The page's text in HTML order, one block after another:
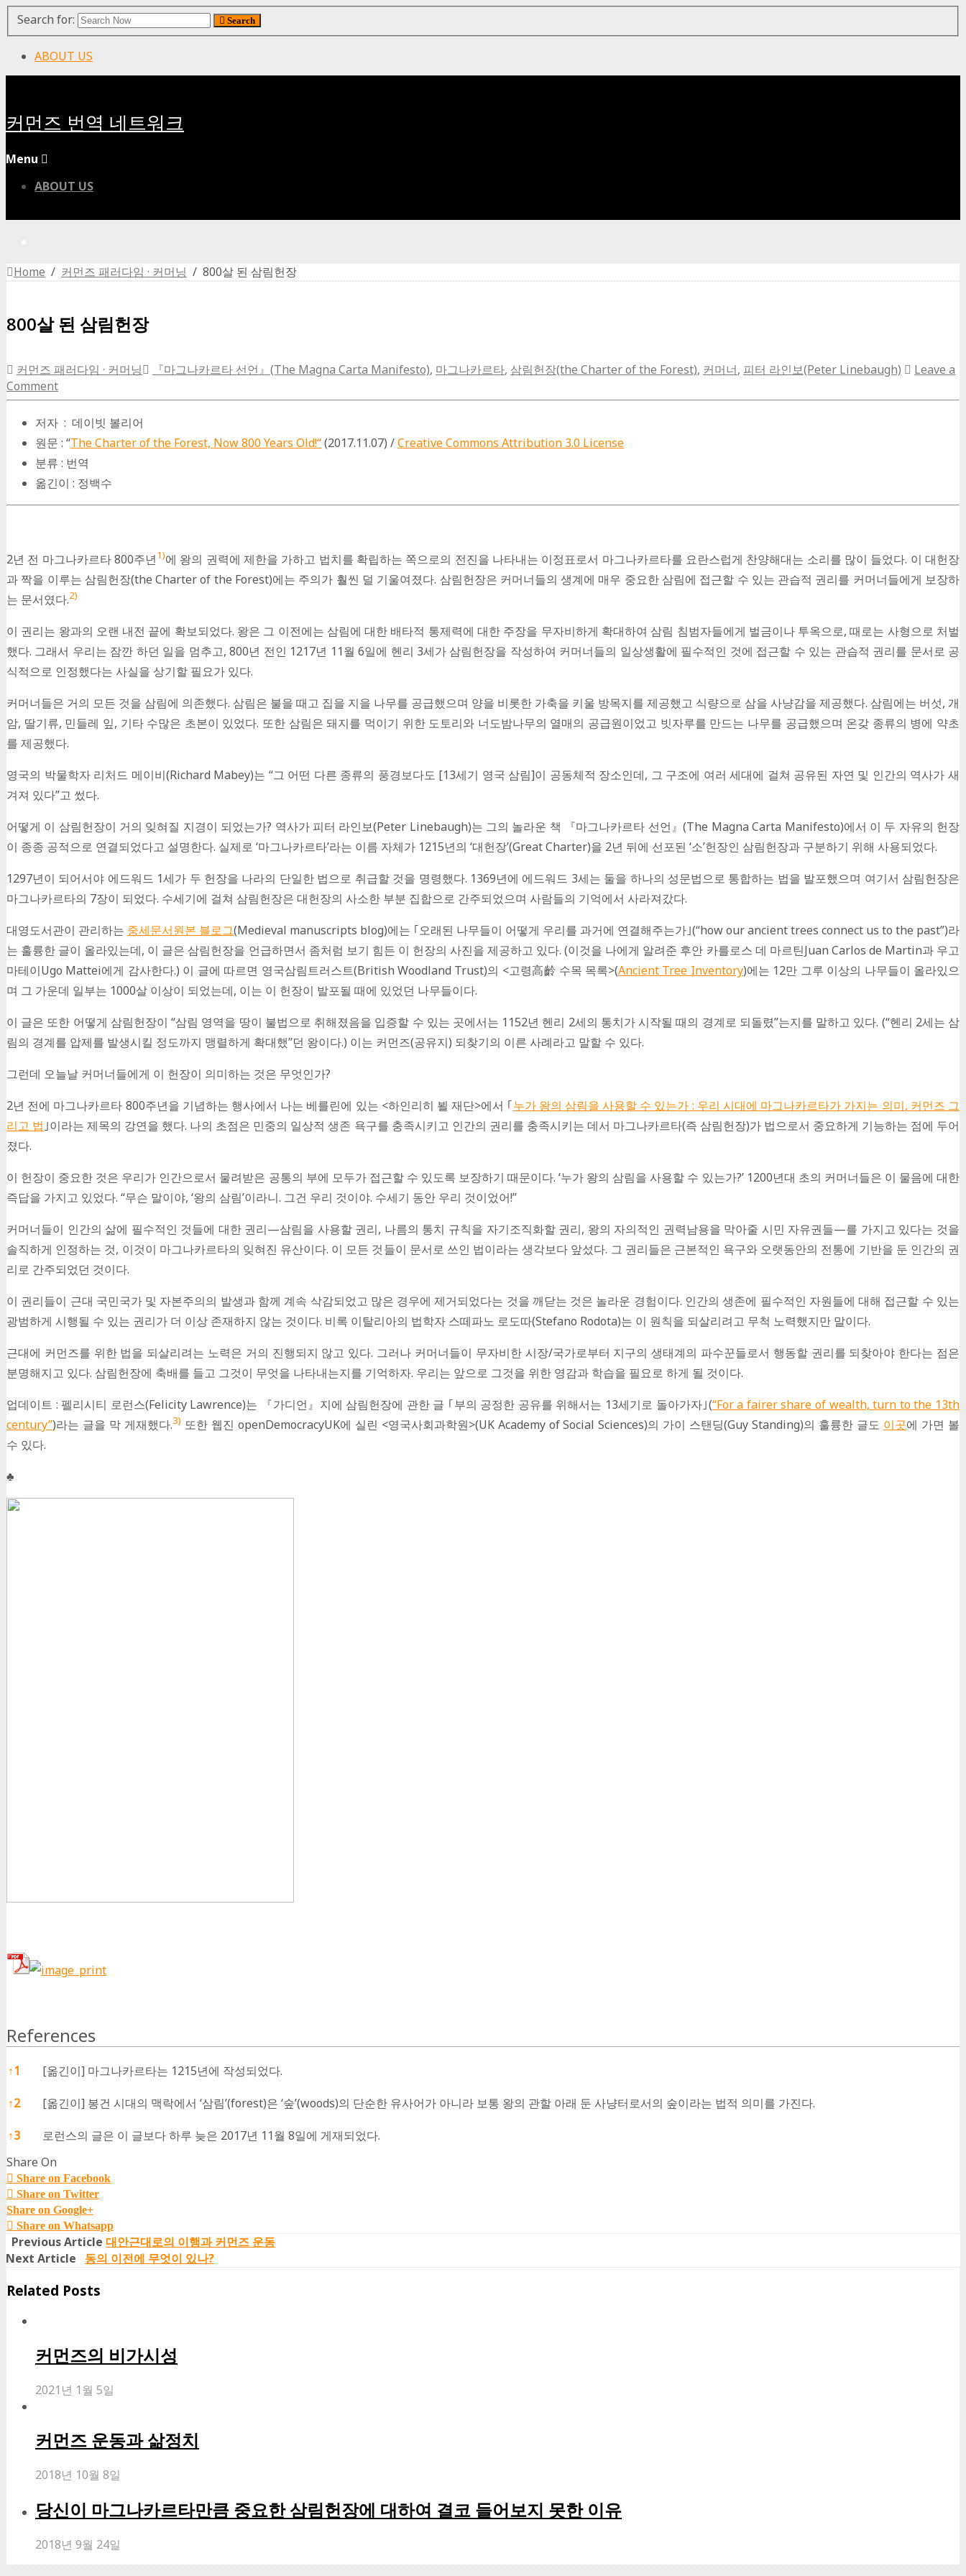
Search for: Search
ABOUT US
커먼즈 번역 네트워크
Menu
ABOUT US
Home / 커먼즈 패러다임 · 커머닝 / 800살 된 삼림헌장
800살 된 삼림헌장
커먼즈 패러다임 · 커머닝 『마그나카르타 선언』(The Magna Carta Manifesto), 마그나카르타, 삼림헌장(the Charter of the Forest), 커머너, 피터 라인보(Peter Linebaugh)
Leave a
Comment
저자 : 데이빗 볼리어
원문 : “The Charter of the Forest, Now 800 Years Old!“(2017.11.07) /Creative Commons Attribution 3.0 License
분류 : 번역
옮긴이 : 정백수
2년 전 마그나카르타 800주년1)에 왕의 권력에 제한을 가하고 법치를 확립하는 쪽으로의 전진을 나타내는 이정표로서 마그나카르타를 요란스럽게 찬양해대는 소리를 많이 들었다. 이 대헌장
과 짝을 이루는 삼림헌장(the Charter of the Forest)에는 주의가 훨씬 덜 기울여졌다. 삼림헌장은 커머너들의 생계에 매우 중요한 삼림에 접근할 수 있는 관습적 권리를 커머너들에게 보장하
는 문서였다.2)
이 권리는 왕과의 오랜 내전 끝에 확보되었다. 왕은 그 이전에는 삼림에 대한 배타적 통제력에 대한 주장을 무자비하게 확대하여 삼림 침범자들에게 벌금이나 투옥으로, 때로는 사형으로 처벌
했다. 그래서 우리는 잠깐 하던 일을 멈추고, 800년 전인 1217년 11월 6일에 헨리 3세가 삼림헌장을 작성하여 커머너들의 일상생활에 필수적인 것에 접근할 수 있는 관습적 권리를 문서로 공
식적으로 인정했다는 사실을 상기할 필요가 있다.
커머너들은 거의 모든 것을 삼림에 의존했다. 삼림은 불을 때고 집을 지을 나무를 공급했으며 양을 비롯한 가축을 키울 방목지를 제공했고 식량으로 삼을 사냥감을 제공했다. 삼림에는 버섯, 개
암, 딸기류, 민들레 잎, 기타 수많은 초본이 있었다. 또한 삼림은 돼지를 먹이기 위한 도토리와 너도밤나무의 열매의 공급원이었고 빗자루를 만드는 나무를 공급했으며 온갖 종류의 병에 약초
를 제공했다.
영국의 박물학자 리처드 메이비(Richard Mabey)는 “그 어떤 다른 종류의 풍경보다도 [13세기 영국 삼림]이 공동체적 장소인데, 그 구조에 여러 세대에 걸쳐 공유된 자연 및 인간의 역사가 새
겨져 있다”고 썼다.
어떻게 이 삼림헌장이 거의 잊혀질 지경이 되었는가? 역사가 피터 라인보(Peter Linebaugh)는 그의 놀라운 책 『마그나카르타 선언』(The Magna Carta Manifesto)에서 이 두 자유의 헌장
이 종종 공적으로 연결되었다고 설명한다. 실제로 ‘마그나카르타’라는 이름 자체가 1215년의 ‘대헌장’(Great Charter)을 2년 뒤에 선포된 ‘소’헌장인 삼림헌장과 구분하기 위해 사용되었다.
1297년이 되어서야 에드워드 1세가 두 헌장을 나라의 단일한 법으로 취급할 것을 명령했다. 1369년에 에드워드 3세는 둘을 하나의 성문법으로 통합하는 법을 발포했으며 여기서 삼림헌장은
마그나카르타의 7장이 되었다. 수세기에 걸쳐 삼림헌장은 대헌장의 사소한 부분 집합으로 간주되었으며 사람들의 기억에서 사라져갔다.
대영도서관이 관리하는 중세문서원본 블로그(Medieval manuscripts blog)에는 ｢오래된 나무들이 어떻게 우리를 과거에 연결해주는가｣(“how our ancient trees connect us to the past”)라
는 훌륭한 글이 올라있는데, 이 글은 삼림헌장을 언급하면서 좀처럼 보기 힘든 이 헌장의 사진을 제공하고 있다. (이것을 나에게 알려준 후안 카를로스 데 마르틴Juan Carlos de Martin과 우고
마테이Ugo Mattei에게 감사한다.) 이 글에 따르면 영국삼림트러스트(British Woodland Trust)의 <고령高齡 수목 목록>(Ancient Tree Inventory)에는 12만 그루 이상의 나무들이 올라있으
며 그 가운데 일부는 1000살 이상이 되었는데, 이는 이 헌장이 발포될 때에 있었던 나무들이다.
이 글은 또한 어떻게 삼림헌장이 “삼림 영역을 땅이 불법으로 취해졌음을 입증할 수 있는 곳에서는 1152년 헨리 2세의 통치가 시작될 때의 경계로 되돌렸”는지를 말하고 있다. (“헨리 2세는 삼
림의 경계를 압제를 발생시킬 정도까지 맹렬하게 확대했”던 왕이다.) 이는 커먼즈(공유지) 되찾기의 이른 사례라고 말할 수 있다.
그런데 오늘날 커머너들에게 이 헌장이 의미하는 것은 무엇인가?
2년 전에 마그나카르타 800주년을 기념하는 행사에서 나는 베를린에 있는 <하인리히 뵐 재단>에서 ｢누가 왕의 삼림을 사용할 수 있는가 : 우리 시대에 마그나카르타가 가지는 의미, 커먼즈 그
리고 법 ｣이라는 제목의 강연을 했다. 나의 초점은 민중의 일상적 생존 욕구를 충족시키고 인간의 권리를 충족시키는 데서 마그나카르타(즉 삼림헌장)가 법으로서 중요하게 기능하는 점에 두어
졌다.
이 헌장이 중요한 것은 우리가 인간으로서 물려받은 공통의 부에 모두가 접근할 수 있도록 보장하기 때문이다. ‘누가 왕의 삼림을 사용할 수 있는가?’ 1200년대 초의 커머너들은 이 물음에 대한
즉답을 가지고 있었다. “무슨 말이야, ‘왕의 삼림’이라니. 그건 우리 것이야. 수세기 동안 우리 것이었어!”
커머너들이 인간의 삶에 필수적인 것들에 대한 권리—삼림을 사용할 권리, 나름의 통치 규칙을 자기조직화할 권리, 왕의 자의적인 권력남용을 막아줄 시민 자유권들—를 가지고 있다는 것을
솔직하게 인정하는 것, 이것이 마그나카르타의 잊혀진 유산이다. 이 모든 것들이 문서로 쓰인 법이라는 생각보다 앞섰다. 그 권리들은 근본적인 욕구와 오랫동안의 전통에 기반을 둔 인간의 권
리로 간주되었던 것이다.
이 권리들이 근대 국민국가 및 자본주의의 발생과 함께 계속 삭감되었고 많은 경우에 제거되었다는 것을 깨닫는 것은 놀라운 경험이다. 인간의 생존에 필수적인 자원들에 대해 접근할 수 있는
광범하게 시행될 수 있는 권리가 더 이상 존재하지 않는 것이다. 비록 이탈리아의 법학자 스떼파노 로도따(Stefano Rodota)는 이 원칙을 되살리려고 무척 노력했지만 말이다.
근대에 커먼즈를 위한 법을 되살리려는 노력은 거의 진행되지 않고 있다. 그러나 커머너들이 무자비한 시장/국가로부터 지구의 생태계의 파수꾼들로서 행동할 권리를 되찾아야 한다는 점은
분명해지고 있다. 삼림헌장에 축배를 들고 그것이 무엇을 나타내는지를 기억하자. 우리는 앞으로 그것을 위한 영감과 학습을 필요로 하게 될 것이다.
업데이트 : 펠리시티 로런스(Felicity Lawrence)는 『가디언』지에 삼림헌장에 관한 글 ｢부의 공정한 공유를 위해서는 13세기로 돌아가자｣(“For a fairer share of wealth, turn to the 13th
century”)라는 글을 막 게재했다.3) 또한 웹진 openDemocracyUK에 실린 <영국사회과학원>(UK Academy of Social Sciences)의 가이 스탠딩(Guy Standing)의 훌륭한 글도 이곳에 가면 볼
수 있다.
♣
References
References
↑1 [옮긴이] 마그나카르타는 1215년에 작성되었다.
↑2 [옮긴이] 봉건 시대의 맥락에서 ‘삼림’(forest)은 ‘숲’(woods)의 단순한 유사어가 아니라 보통 왕의 관할 아래 둔 사냥터로서의 숲이라는 법적 의미를 가진다.
↑3
로런스의 글은 이 글보다 하루 늦은 2017년 11월 8일에 게재되었다.
Share On
Share on Facebook
Share on Twitter
Share on Google+
Share on Whatsapp
Previous Article 대안근대로의 이행과 커먼즈 운동
Next Article
동의 이전에 무엇이 있나?
Related Posts
커먼즈의 비가시성
2021년 1월 5일
커먼즈 운동과 삶정치
2018년 10월 8일
당신이 마그나카르타만큼 중요한 삼림헌장에 대하여 결코 들어보지 못한 이유
2018년 9월 24일